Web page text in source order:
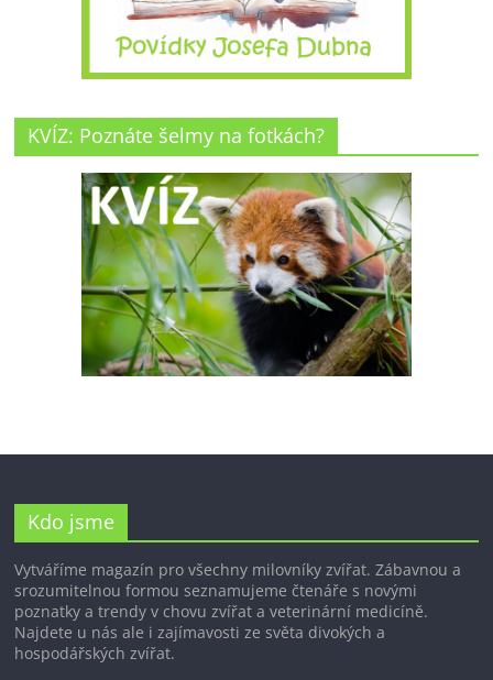
KVÍZ: Poznáte šelmy na fotkách?
Kdo jsme
Vytváříme magazín pro všechny milovníky zvířat. Zábavnou a
srozumitelnou formou seznamujeme čtenáře s novými
poznatky a trendy v chovu zvířat a veterinární medicíně.
Najdete u nás ale i zajímavosti ze světa divokých a
hospodářských zvířat.